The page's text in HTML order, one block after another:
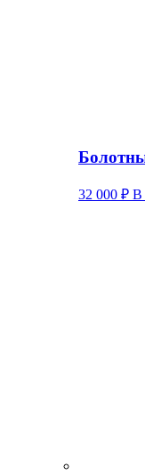
32 000 ₽ В